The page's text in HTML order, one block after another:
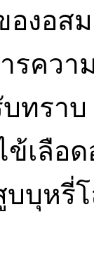
องอ
รควา
ทรา
ข้เลือ
บบุหรี่